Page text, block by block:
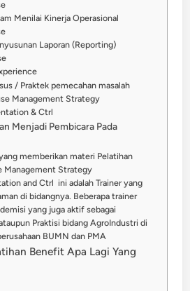
Menilai Kinerja Operasional
Laporan (Reporting)
/ Praktek pemecahan masalah
Management Strategy
& Ctrl
Menjadi Pembicara Pada
memberikan materi Pelatihan
Management Strategy
and Ctrl ini adalah Trainer yang
di bidangnya. Beberapa trainer
yang juga aktif sebagai
Praktisi bidang AgroIndustri di
BUMN dan PMA
Benefit Apa Lagi Yang